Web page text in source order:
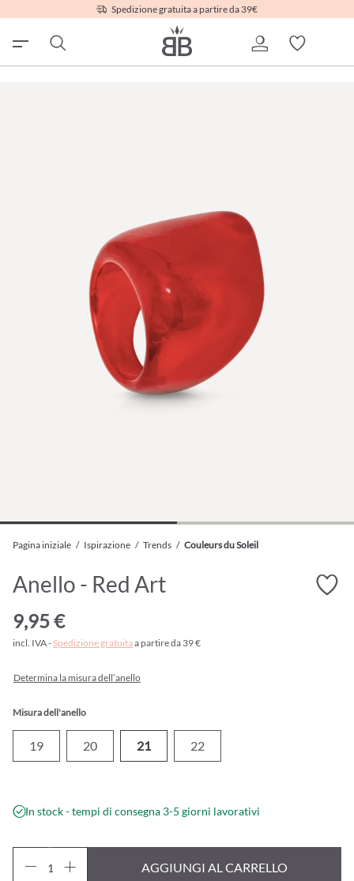
Spedizione gratuita a partire da 39€
Pagina iniziale / Ispirazione / Trends / Couleurs du Soleil
Anello - Red Art
9,95 €
incl. IVA - Spedizione gratuitaa partire da 39 €
Determina la misura dell’anello
Misura dell'anello
19 20 21 22
In stock - tempi di consegna 3-5 giorni lavorativi
AGGIUNGI AL CARRELLO